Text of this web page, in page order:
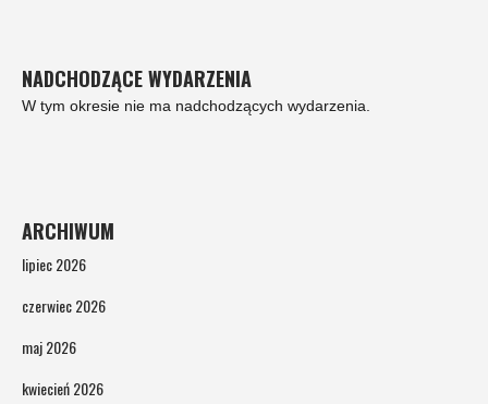
NADCHODZĄCE WYDARZENIA
W tym okresie nie ma nadchodzących wydarzenia.
ARCHIWUM
lipiec 2026
czerwiec 2026
maj 2026
kwiecień 2026